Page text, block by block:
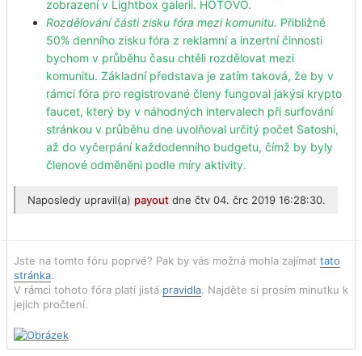
zobrazení v Lightbox galerii. HOTOVO.
Rozdělování části zisku fóra mezi komunitu. Přibližně
50% denního zisku fóra z reklamní a inzertní činnosti
bychom v průběhu času chtěli rozdělovat mezi
komunitu. Základní představa je zatím taková, že by v
rámci fóra pro registrované členy fungoval jakýsi krypto
faucet, který by v náhodných intervalech při surfování
stránkou v průběhu dne uvolňoval určitý počet Satoshi,
až do vyčerpání každodenního budgetu, čímž by byly
členové odměněni podle míry aktivity.
Naposledy upravil(a) payout dne čtv 04. črc 2019 16:28:30.
Jste na tomto fóru poprvé? Pak by vás možná mohla zajímat tato
stránka.
V rámci tohoto fóra platí jistá pravidla. Najděte si prosím minutku k
jejich pročtení.